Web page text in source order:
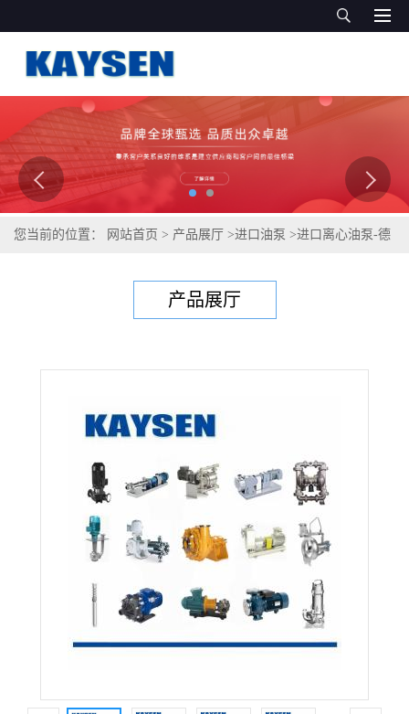
您当前的位置： 网站首页 > 产品展厅 >进口油泵 >进口离心油泵-德
产品展厅